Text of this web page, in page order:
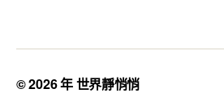
© 2026 年世界靜悄悄